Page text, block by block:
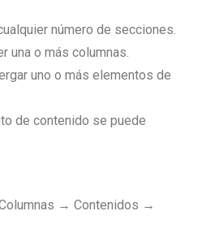
número de secciones.
una o más columnas.
uno o más elementos de
de contenido se puede
→ Contenidos →